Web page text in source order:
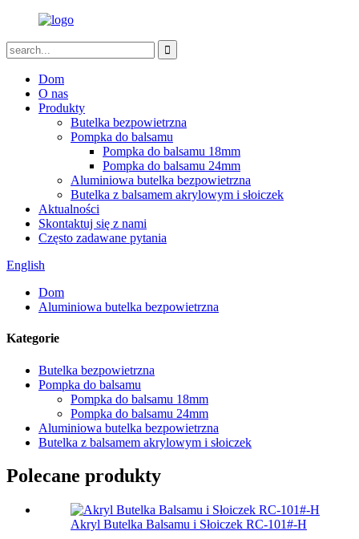
Dom
O nas
Produkty
Butelka bezpowietrzna
Pompka do balsamu
Pompka do balsamu 18mm
Pompka do balsamu 24mm
Aluminiowa butelka bezpowietrzna
Butelka z balsamem akrylowym i słoiczek
Aktualności
Skontaktuj się z nami
Często zadawane pytania
English
Dom
Aluminiowa butelka bezpowietrzna
Kategorie
Butelka bezpowietrzna
Pompka do balsamu
Pompka do balsamu 18mm
Pompka do balsamu 24mm
Aluminiowa butelka bezpowietrzna
Butelka z balsamem akrylowym i słoiczek
Polecane produkty
Akryl Butelka Balsamu i Słoiczek RC-101#-H